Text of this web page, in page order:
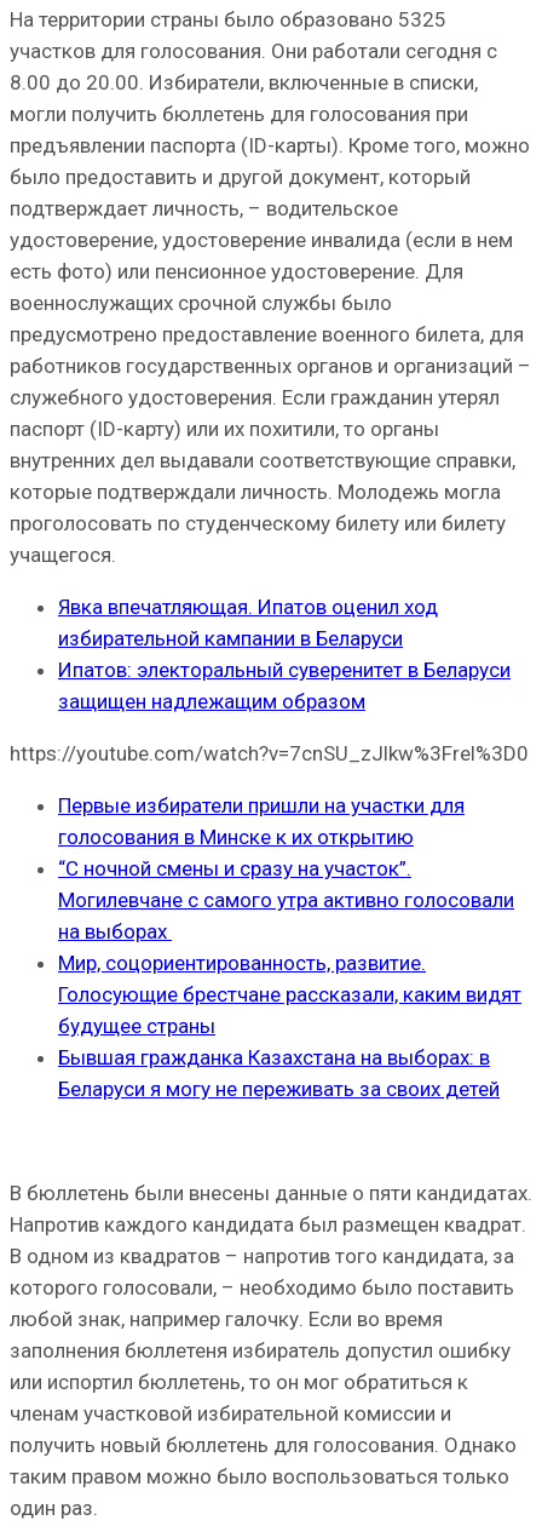
На территории страны было образовано 5325
участков для голосования. Они работали сегодня с
8.00 до 20.00. Избиратели, включенные в списки,
могли получить бюллетень для голосования при
предъявлении паспорта (ID-карты). Кроме того, можно
было предоставить и другой документ, который
подтверждает личность, – водительское
удостоверение, удостоверение инвалида (если в нем
есть фото) или пенсионное удостоверение. Для
военнослужащих срочной службы было
предусмотрено предоставление военного билета, для
работников государственных органов и организаций –
служебного удостоверения. Если гражданин утерял
паспорт (ID-карту) или их похитили, то органы
внутренних дел выдавали соответствующие справки,
которые подтверждали личность. Молодежь могла
проголосовать по студенческому билету или билету
учащегося.
Явка впечатляющая. Ипатов оценил ход
избирательной кампании в Беларуси
Ипатов: электоральный суверенитет в Беларуси
защищен надлежащим образом
https://youtube.com/watch?v=7cnSU_zJlkw%3Frel%3D0
Первые избиратели пришли на участки для
голосования в Минске к их открытию
“С ночной смены и сразу на участок”.
Могилевчане с самого утра активно голосовали
на выборах
Мир, соцориентированность, развитие.
Голосующие брестчане рассказали, каким видят
будущее страны
Бывшая гражданка Казахстана на выборах: в
Беларуси я могу не переживать за своих детей
В бюллетень были внесены данные о пяти кандидатах.
Напротив каждого кандидата был размещен квадрат.
В одном из квадратов – напротив того кандидата, за
которого голосовали, – необходимо было поставить
любой знак, например галочку. Если во время
заполнения бюллетеня избиратель допустил ошибку
или испортил бюллетень, то он мог обратиться к
членам участковой избирательной комиссии и
получить новый бюллетень для голосования. Однако
таким правом можно было воспользоваться только
один раз.